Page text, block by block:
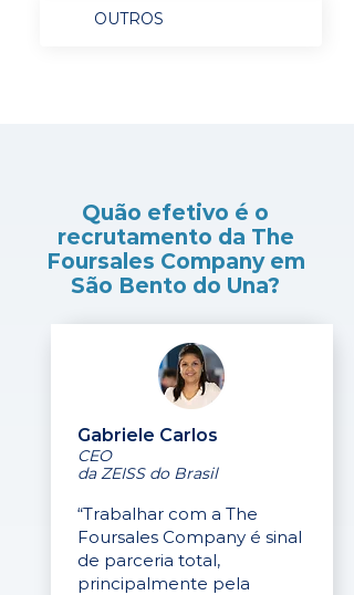
OUTROS
Quão efetivo é o
recrutamento da The
Foursales Company em
São Bento do Una?
Gabriele Carlos
CEO
da ZEISS do Brasil
“Trabalhar com a The
Foursales Company é sinal
de parceria total,
principalmente pela